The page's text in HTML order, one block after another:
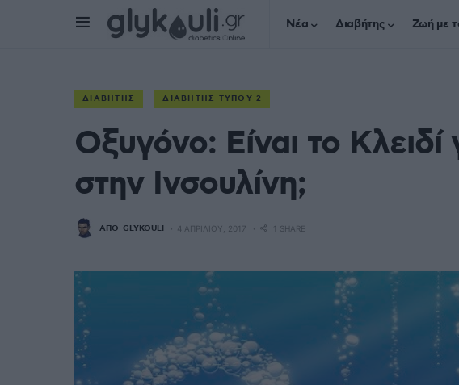
Νέα Διαβήτης Ζωή με
ΔΙΑΒΉΤΗΣ ΔΙΑΒΉΤΗΣ ΤΎΠΟΥ 2
Οξυγόνο: Είναι το Κλειδί
στην Ινσουλίνη;
ΑΠΌ GLYKOULI 4 ΑΠΡΙΛΊΟΥ, 2017 1 SHARE